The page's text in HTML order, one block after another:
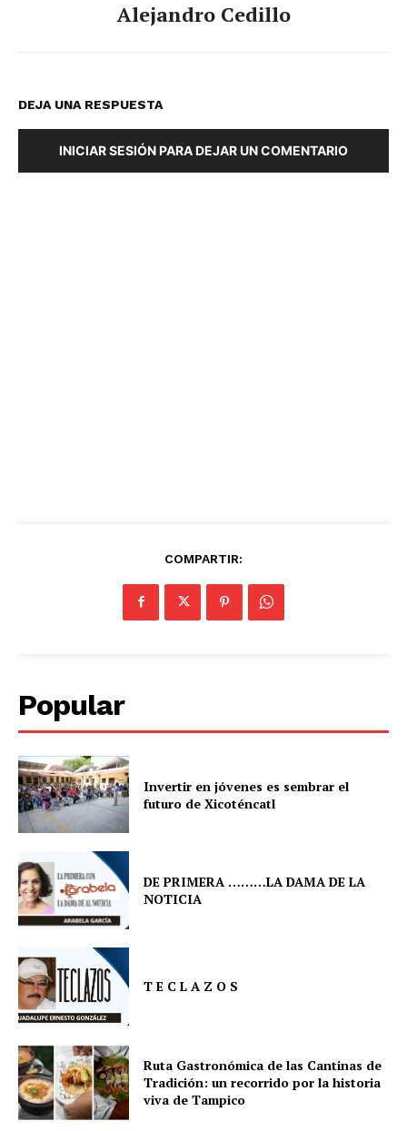
Alejandro Cedillo
DEJA UNA RESPUESTA
INICIAR SESIÓN PARA DEJAR UN COMENTARIO
COMPARTIR:
Popular
Invertir en jóvenes es sembrar el
futuro de Xicoténcatl
DE PRIMERA ………LA DAMA DE LA
NOTICIA
T E C L A Z O S
Ruta Gastronómica de las Cantinas de
Tradición: un recorrido por la historia
viva de Tampico